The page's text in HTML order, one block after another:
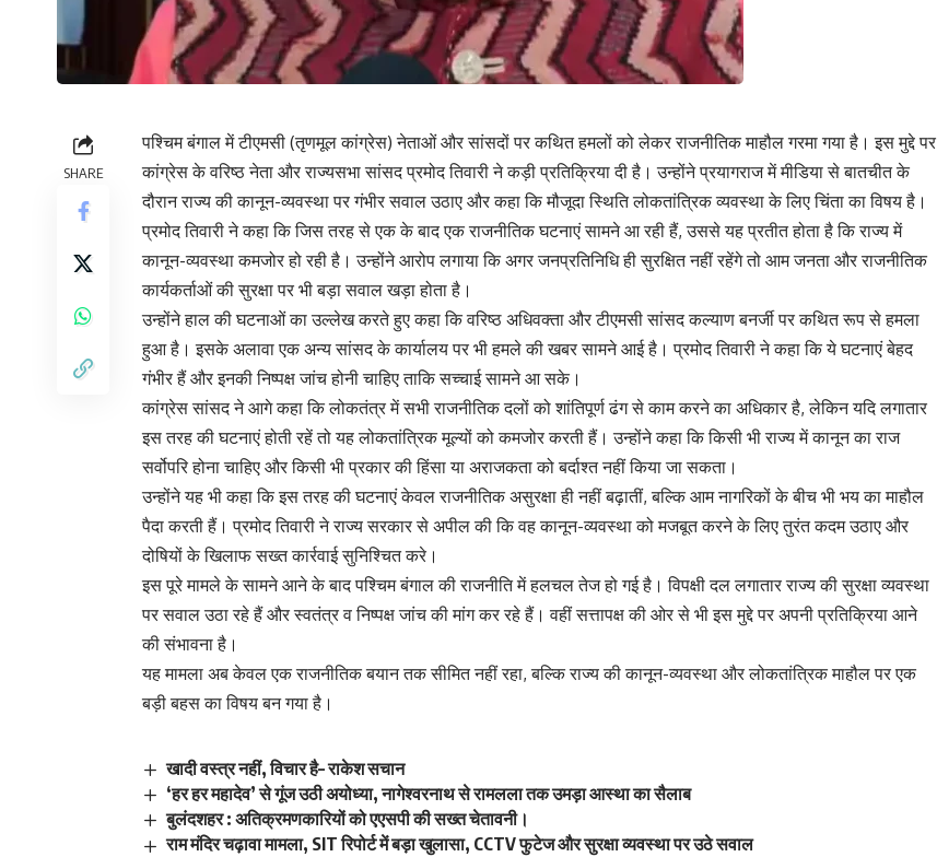
SHARE
पश्चिम बंगाल में टीएमसी (तृणमूल कांग्रेस) नेताओं और सांसदों पर कथित हमलों को लेकर राजनीतिक माहौल गरमा गया है। इस मुद्दे पर
कांग्रेस के वरिष्ठ नेता और राज्यसभा सांसद प्रमोद तिवारी ने कड़ी प्रतिक्रिया दी है। उन्होंने प्रयागराज में मीडिया से बातचीत के
दौरान राज्य की कानून-व्यवस्था पर गंभीर सवाल उठाए और कहा कि मौजूदा स्थिति लोकतांत्रिक व्यवस्था के लिए चिंता का विषय है।
प्रमोद तिवारी ने कहा कि जिस तरह से एक के बाद एक राजनीतिक घटनाएं सामने आ रही हैं, उससे यह प्रतीत होता है कि राज्य में
कानून-व्यवस्था कमजोर हो रही है। उन्होंने आरोप लगाया कि अगर जनप्रतिनिधि ही सुरक्षित नहीं रहेंगे तो आम जनता और राजनीतिक
कार्यकर्ताओं की सुरक्षा पर भी बड़ा सवाल खड़ा होता है।
उन्होंने हाल की घटनाओं का उल्लेख करते हुए कहा कि वरिष्ठ अधिवक्ता और टीएमसी सांसद कल्याण बनर्जी पर कथित रूप से हमला
हुआ है। इसके अलावा एक अन्य सांसद के कार्यालय पर भी हमले की खबर सामने आई है। प्रमोद तिवारी ने कहा कि ये घटनाएं बेहद
गंभीर हैं और इनकी निष्पक्ष जांच होनी चाहिए ताकि सच्चाई सामने आ सके।
कांग्रेस सांसद ने आगे कहा कि लोकतंत्र में सभी राजनीतिक दलों को शांतिपूर्ण ढंग से काम करने का अधिकार है, लेकिन यदि लगातार
इस तरह की घटनाएं होती रहें तो यह लोकतांत्रिक मूल्यों को कमजोर करती हैं। उन्होंने कहा कि किसी भी राज्य में कानून का राज
सर्वोपरि होना चाहिए और किसी भी प्रकार की हिंसा या अराजकता को बर्दाश्त नहीं किया जा सकता।
उन्होंने यह भी कहा कि इस तरह की घटनाएं केवल राजनीतिक असुरक्षा ही नहीं बढ़ातीं, बल्कि आम नागरिकों के बीच भी भय का माहौल
पैदा करती हैं। प्रमोद तिवारी ने राज्य सरकार से अपील की कि वह कानून-व्यवस्था को मजबूत करने के लिए तुरंत कदम उठाए और
दोषियों के खिलाफ सख्त कार्रवाई सुनिश्चित करे।
इस पूरे मामले के सामने आने के बाद पश्चिम बंगाल की राजनीति में हलचल तेज हो गई है। विपक्षी दल लगातार राज्य की सुरक्षा व्यवस्था
पर सवाल उठा रहे हैं और स्वतंत्र व निष्पक्ष जांच की मांग कर रहे हैं। वहीं सत्तापक्ष की ओर से भी इस मुद्दे पर अपनी प्रतिक्रिया आने
की संभावना है।
यह मामला अब केवल एक राजनीतिक बयान तक सीमित नहीं रहा, बल्कि राज्य की कानून-व्यवस्था और लोकतांत्रिक माहौल पर एक
बड़ी बहस का विषय बन गया है।
खादी वस्त्र नहीं, विचार है– राकेश सचान
‘हर हर महादेव’ से गूंज उठी अयोध्या, नागेश्वरनाथ से रामलला तक उमड़ा आस्था का सैलाब
बुलंदशहर : अतिक्रमणकारियों को एएसपी की सख्त चेतावनी।
राम मंदिर चढ़ावा मामला, SIT रिपोर्ट में बड़ा खुलासा, CCTV फुटेज और सुरक्षा व्यवस्था पर उठे सवाल